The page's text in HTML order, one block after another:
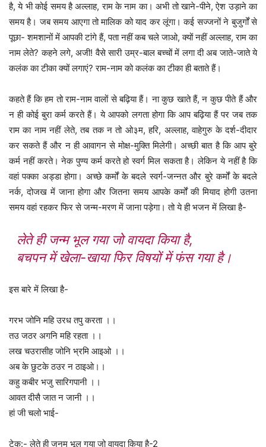
है, ये भी कोई समय है अल्लाह, राम के नाम का। अभी तो खाने-पीने, ऐश उड़ाने का
समय है। जब समय आएगा तो मालिक को याद कर लूंगा। कई सज्जनों ने बुजुर्गों से
पूछा- शमशानों में आपकी टांगे हैं, पता नहीं कब चले जाओ, क्यों नहीं अल्लाह, राम का
नाम लेते? कहने लगे, अजी! वैसे सारी उम्र-बाल बच्चों में लगा दी अब जाते-जाते ये
कलंक का टीका क्यों लगाएं? राम-नाम को कलंक का टीका ही बताते हैं।
कहते हैं कि हम तो राम-नाम वालों से बढ़िया हैं। ना कुछ खाते हैं, न कुछ पीते हैं और
न ही कोई बुरा कर्म करते हैं। ये आपको लगता होगा कि आप बढ़िया हैं पर जब तक
राम का नाम नहीं लेते, तब तक न तो ओ३म, हरि, अल्लाह, वाहेगुरु के दर्श-दीदार
कर सकते हैं और न ही आवागन से मोक्ष-मुक्ति मिलेगी। अच्छी बात है कि आप बुरे
कर्म नहीं करते। नेक पुण्य कर्म करते हो स्वर्ग मिल सकता है। लेकिन ये नहीं है कि
वहां पक्का अड्डा होगा। अच्छे कर्मों के बदले स्वर्ग-जन्नत और बुरे कर्मों के बदले
नर्क, दोजख में जाना होगा और जितना समय आपके कर्मों की मियाद होगी उतना
समय वहां रहकर फिर से जन्म-मरण में जाना पड़ेगा। तो ये ही भजन में लिखा है-
लेते ही जन्म भूल गया जो वायदा किया है,
बचपन में खेला-खाया फिर विषयों में फंस गया है।
इस बारे में लिखा है-
गरभ जोनि महि उरध तपु करता ।।
तउ जठर अगनि महि रहता ।।
लख चउरासीह जोनि भ्रमि आइओ ।।
अब के छुटके ठउर न ठाइओ।।
कहु कबीर भजु सारिगपानी ।।
आवत दीसै जात न जानी ।।
हां जी चलो भाई-
टेक:- लेते ही जनम भूल गया जो वायदा किया है-2